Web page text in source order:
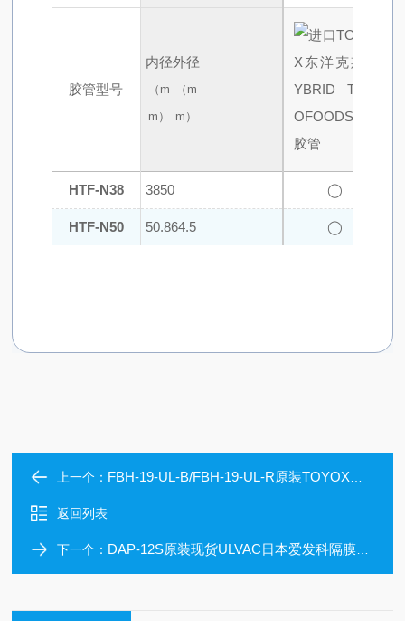
胶管型号
内径
（m
m）
外径
（m
m）
HTF-N38 3850 ◯
HTF-N50 50.864.5 ◯
上一个： FBH-19-UL-B/FBH-19-UL-R原装TOYOX东洋克斯FLAMEBLC HYBRID UL胶管
返回列表
下一个： DAP-12S原装现货ULVAC日本爱发科隔膜型干泵